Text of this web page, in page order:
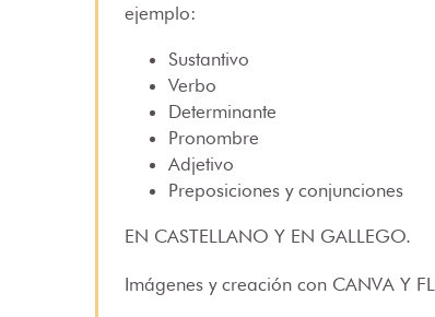
ejemplo:
Sustantivo
Verbo
Determinante
Pronombre
Adjetivo
Preposiciones y conjunciones
EN CASTELLANO Y EN GALLEGO.
Imágenes y creación con CANVA Y